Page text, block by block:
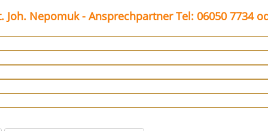
Joh. Nepomuk - Ansprechpartner Tel: 06050 7734